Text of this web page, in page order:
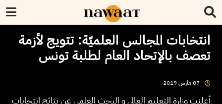
انتخابات المجالس العلميّة: تتويج لأزمة
تعصف بالإتحاد العام لطلبة تونس
07مارس2019
أعلنت وزارة التعليم العالي و البحث العلمي عن نتائج انتخابات